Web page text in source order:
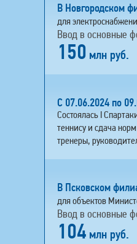
В Новгородском
для
Ввод в основные
150 млн руб.
С 07.06.2024 по
Состоялась I
теннису и сдача
тренеры,
В Псковском
для объектов
Ввод в основные
104 млн руб.